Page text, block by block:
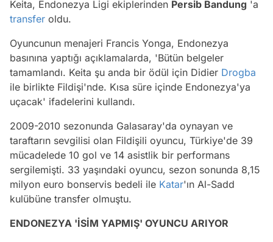
Keita, Endonezya Ligi ekiplerinden Persib Bandung 'a
transfer oldu.
Oyuncunun menajeri Francis Yonga, Endonezya
basınına yaptığı açıklamalarda, 'Bütün belgeler
tamamlandı. Keita şu anda bir ödül için Didier Drogba
ile birlikte Fildişi'nde. Kısa süre içinde Endonezya'ya
uçacak' ifadelerini kullandı.
2009-2010 sezonunda Galasaray'da oynayan ve
taraftarın sevgilisi olan Fildişili oyuncu, Türkiye'de 39
mücadelede 10 gol ve 14 asistlik bir performans
sergilemişti. 33 yaşındaki oyuncu, sezon sonunda 8,15
milyon euro bonservis bedeli ile Katar'ın Al-Sadd
kulübüne transfer olmuştu.
ENDONEZYA 'İSİM YAPMIŞ' OYUNCU ARIYOR